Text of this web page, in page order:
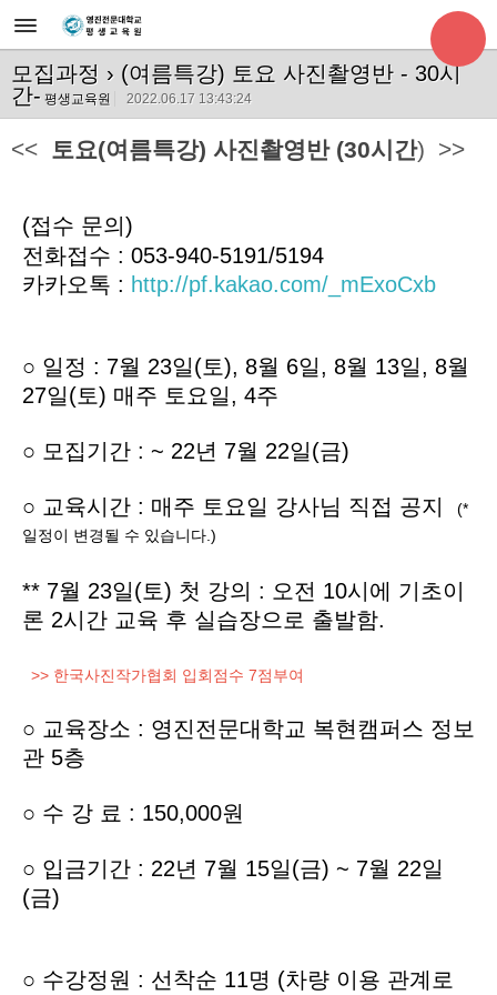
모집과정 › (여름특강) 토요 사진촬영반 - 30시
간- 평생교육원 2022.06.17 13:43:24
<< 토요(여름특강) 사진촬영반 (30시간) >>
(접수 문의)
전화접수 : 053-940-5191/5194
카카오톡 : http://pf.kakao.com/_mExoCxb
○ 일정 : 7월 23일(토), 8월 6일, 8월 13일, 8월
27일(토) 매주 토요일, 4주
○ 모집기간 : ~ 22년 7월 22일(금)
○ 교육시간 : 매주 토요일 강사님 직접 공지
(*
일정이 변경될 수 있습니다.)
** 7월 23일(토) 첫 강의 : 오전 10시에 기초이
론 2시간 교육 후 실습장으로 출발함.
>> 한국사진작가협회 입회점수 7점부여
○ 교육장소 : 영진전문대학교 복현캠퍼스 정보
관 5층
○ 수 강 료 : 150,000원
○ 입금기간 : 22년 7월 15일(금) ~ 7월 22일
(금)
○ 수강정원 : 선착순 11명 (차량 이용 관계로